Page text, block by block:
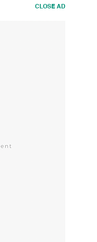
CLOSE AD